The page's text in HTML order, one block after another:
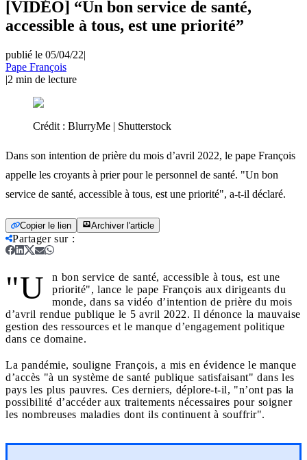
[VIDÉO] “Un bon service de santé,
accessible à tous, est une priorité”
publié le 05/04/22|
Pape François
|2 min de lecture
Crédit : BlurryMe | Shutterstock
Dans son intention de prière du mois d’avril 2022, le pape François
appelle les croyants à prier pour le personnel de santé. "Un bon
service de santé, accessible à tous, est une priorité", a-t-il déclaré.
Copier le lien Archiver l'article
Partager sur:
"U
n bon service de santé, accessible à tous, est une
priorité", lance le pape François aux dirigeants du
monde, dans sa vidéo d’intention de prière du mois
d’avril rendue publique le 5 avril 2022. Il dénonce la mauvaise
gestion des ressources et le manque d’engagement politique
dans ce domaine.
La pandémie, souligne François, a mis en évidence le manque
d’accès "à un système de santé publique satisfaisant" dans les
pays les plus pauvres. Ces derniers, déplore-t-il, "n’ont pas la
possibilité d’accéder aux traitements nécessaires pour soigner
les nombreuses maladies dont ils continuent à souffrir".